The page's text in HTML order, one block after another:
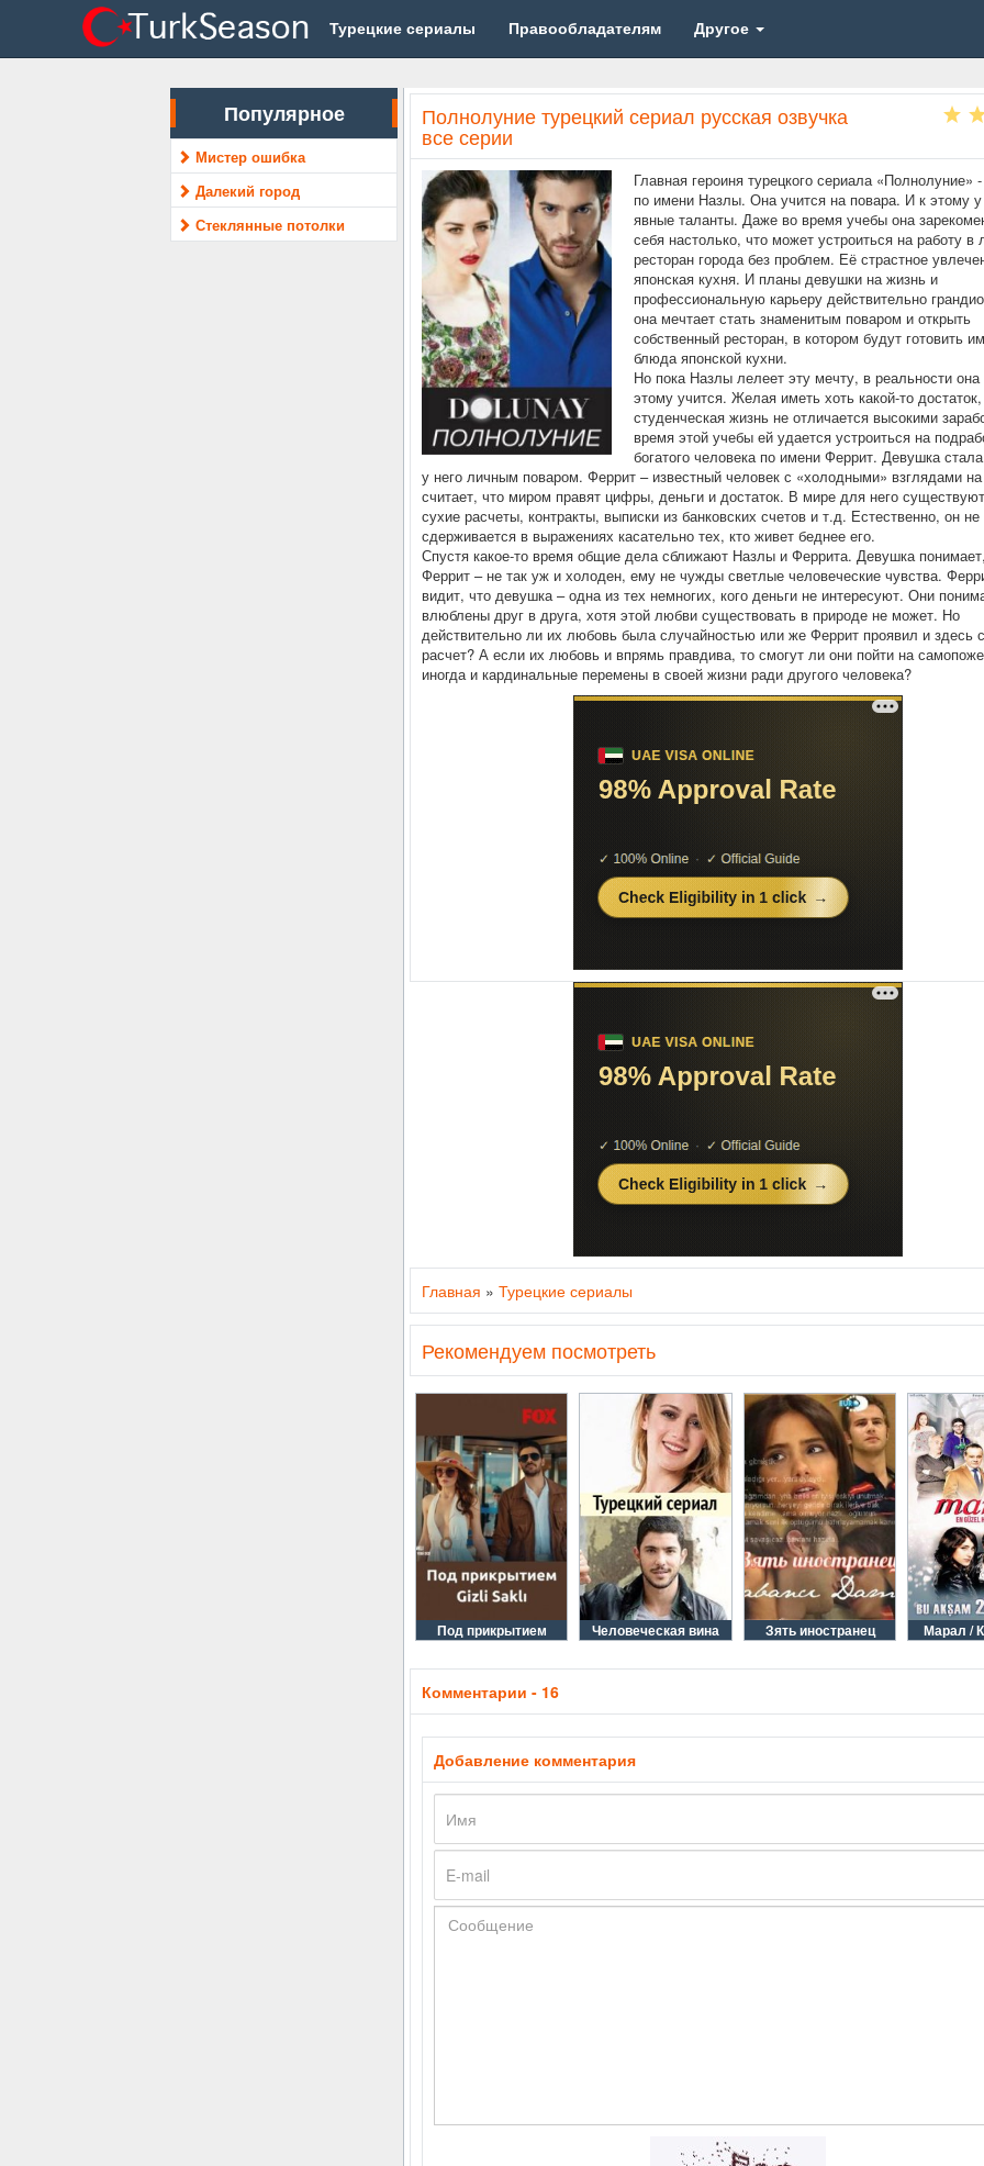
Турецкие сериалы Правообладателям Другое
Популярное
Мистер ошибка
Далекий город
Стеклянные потолки
Полнолуние турецкий сериал русская озвучка
все серии
Главная героиня турецкого сериала «Полнолуние»
по имени Назлы. Она учится на повара. И к этому у
явные таланты. Даже во время учебы она
себя настолько, что может устроиться на работу в
ресторан города без проблем. Её страстное
японская кухня. И планы девушки на жизнь и
профессиональную карьеру действительно
она мечтает стать знаменитым поваром и открыть
собственный ресторан, в котором будут готовить
блюда японской кухни.
Но пока Назлы лелеет эту мечту, в реальности она
этому учится. Желая иметь хоть какой-то
студенческая жизнь не отличается высокими
время этой учебы ей удается устроиться на
богатого человека по имени Феррит. Девушка
у него личным поваром. Феррит – известный человек с «холодными» взглядами
считает, что миром правят цифры, деньги и достаток. В мире для него
сухие расчеты, контракты, выписки из банковских счетов и т.д. Естественно, он не
сдерживается в выражениях касательно тех, кто живет беднее его.
Спустя какое-то время общие дела сближают Назлы и Феррита. Девушка
Феррит – не так уж и холоден, ему не чужды светлые человеческие чувства.
видит, что девушка – одна из тех немногих, кого деньги не интересуют. Они
влюблены друг в друга, хотя этой любви существовать в природе не может. Но
действительно ли их любовь была случайностью или же Феррит проявил и здесь
расчет? А если их любовь и впрямь правдива, то смогут ли они пойти на
иногда и кардинальные перемены в своей жизни ради другого человека?
Главная » Турецкие сериалы
Рекомендуем посмотреть
Под прикрытием Человеческая вина Зять иностранец Марал /
Комментарии - 16
Добавление комментария